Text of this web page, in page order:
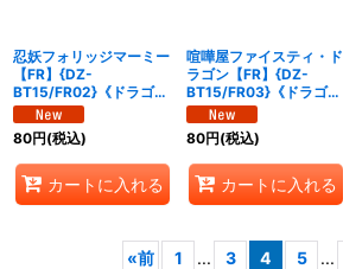
忍妖フォリッジマーミー
【FR】{DZ-
BT15/FR02}《ドラゴン
エンパイア》
80円(税込)
カートに入れる
喧嘩屋ファイスティ・ド
ラゴン【FR】{DZ-
BT15/FR03}《ドラゴン
エンパイア》
80円(税込)
カートに入れる
«前 1 ... 3 4 5 ...